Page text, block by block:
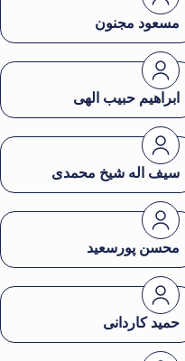
مسعود مجنون
ابراهیم حبیب الهی
سیف اله شیخ محمدی
محسن پورسعید
حمید کاردانی